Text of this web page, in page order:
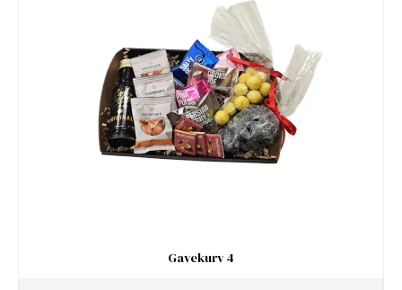
Gavekurv 4